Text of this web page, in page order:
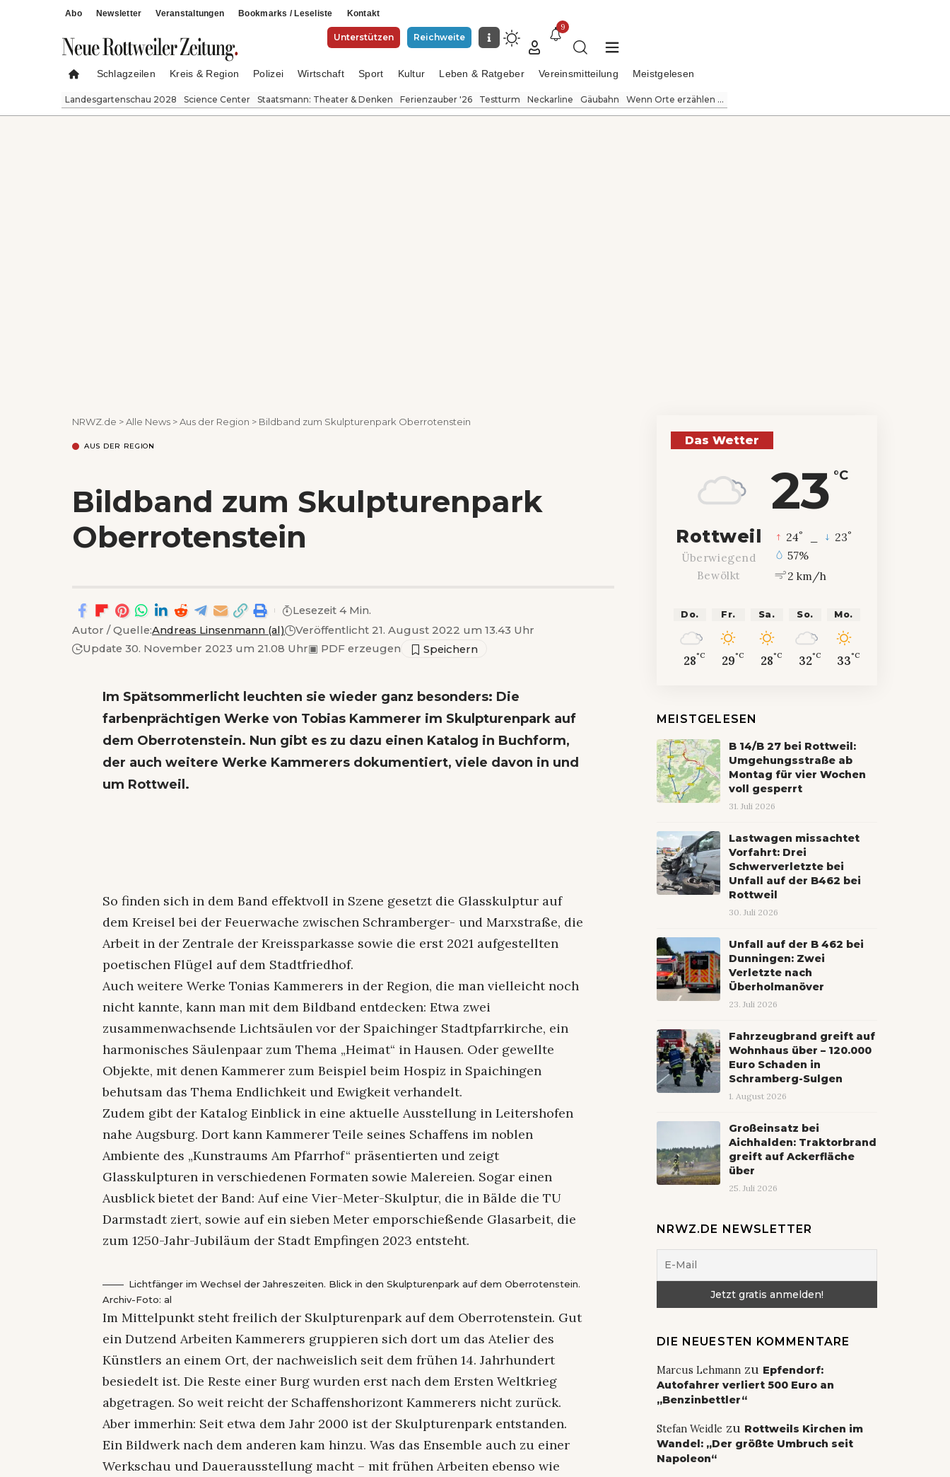
Abo Newsletter Veranstaltungen Bookmarks / Leseliste Kontakt
Unterstützen Reichweite
9
Schlagzeilen Kreis & Region Polizei Wirtschaft Sport Kultur Leben & Ratgeber Vereinsmitteilung Meistgelesen
Landesgartenschau 2028 Science Center Staatsmann: Theater & Denken Ferienzauber '26 Testturm Neckarline Gäubahn Wenn Orte erzählen ...
NRWZ.de >Alle News >Aus der Region > Bildband zum Skulpturenpark Oberrotenstein
AUS DER REGION
Bildband zum Skulpturenpark
Oberrotenstein
Autor / Quelle:Andreas Linsenmann (al)
Veröffentlicht 21. August 2022 um 13.43 Uhr
Update 30. November 2023 um 21.08 Uhr▣ PDF erzeugen
Lesezeit 4 Min.
Im Spätsommerlicht leuchten sie wieder ganz besonders: Die
farbenprächtigen Werke von Tobias Kammerer im Skulpturenpark auf
dem Oberrotenstein. Nun gibt es zu dazu einen Katalog in Buchform,
der auch weitere Werke Kammerers dokumentiert, viele davon in und
um Rottweil.
So finden sich in dem Band effektvoll in Szene gesetzt die Glasskulptur auf
dem Kreisel bei der Feuerwache zwischen Schramberger- und Marxstraße, die
Arbeit in der Zentrale der Kreissparkasse sowie die erst 2021 aufgestellten
poetischen Flügel auf dem Stadtfriedhof.
Auch weitere Werke Tonias Kammerers in der Region, die man vielleicht noch
nicht kannte, kann man mit dem Bildband entdecken: Etwa zwei
zusammenwachsende Lichtsäulen vor der Spaichinger Stadtpfarrkirche, ein
harmonisches Säulenpaar zum Thema „Heimat“ in Hausen. Oder gewellte
Objekte, mit denen Kammerer zum Beispiel beim Hospiz in Spaichingen
behutsam das Thema Endlichkeit und Ewigkeit verhandelt.
Zudem gibt der Katalog Einblick in eine aktuelle Ausstellung in Leitershofen
nahe Augsburg. Dort kann Kammerer Teile seines Schaffens im noblen
Ambiente des „Kunstraums Am Pfarrhof“ präsentierten und zeigt
Glasskulpturen in verschiedenen Formaten sowie Malereien. Sogar einen
Ausblick bietet der Band: Auf eine Vier-Meter-Skulptur, die in Bälde die TU
Darmstadt ziert, sowie auf ein sieben Meter emporschießende Glasarbeit, die
zum 1250-Jahr-Jubiläum der Stadt Empfingen 2023 entsteht.
Lichtfänger im Wechsel der Jahreszeiten. Blick in den Skulpturenpark auf dem Oberrotenstein.
Archiv-Foto: al
Im Mittelpunkt steht freilich der Skulpturenpark auf dem Oberrotenstein. Gut
ein Dutzend Arbeiten Kammerers gruppieren sich dort um das Atelier des
Künstlers an einem Ort, der nachweislich seit dem frühen 14. Jahrhundert
besiedelt ist. Die Reste einer Burg wurden erst nach dem Ersten Weltkrieg
abgetragen. So weit reicht der Schaffenshorizont Kammerers nicht zurück.
Aber immerhin: Seit etwa dem Jahr 2000 ist der Skulpturenpark entstanden.
Ein Bildwerk nach dem anderen kam hinzu. Was das Ensemble auch zu einer
Werkschau und Dauerausstellung macht – mit frühen Arbeiten ebenso wie
Das Wetter
23 °C
Rottweil
Überwiegend
Bewölkt
24° 23°
57%
2 km/h
Do.
28°C
Fr.
29°C
Sa.
28°C
So.
32°C
Mo.
33°C
MEISTGELESEN
B 14/B 27 bei Rottweil:
Umgehungsstraße ab
Montag für vier Wochen
voll gesperrt
31. Juli 2026
Lastwagen missachtet
Vorfahrt: Drei
Schwerverletzte bei
Unfall auf der B462 bei
Rottweil
30. Juli 2026
Unfall auf der B 462 bei
Dunningen: Zwei
Verletzte nach
Überholmanöver
23. Juli 2026
Fahrzeugbrand greift auf
Wohnhaus über – 120.000
Euro Schaden in
Schramberg-Sulgen
1. August 2026
Großeinsatz bei
Aichhalden: Traktorbrand
greift auf Ackerfläche
über
25. Juli 2026
NRWZ.DE NEWSLETTER
DIE NEUESTEN KOMMENTARE
Marcus Lehmannzu Epfendorf:
Autofahrer verliert 500 Euro an
„Benzinbettler“
Stefan Weidle zu Rottweils Kirchen im
Wandel: „Der größte Umbruch seit
Napoleon“